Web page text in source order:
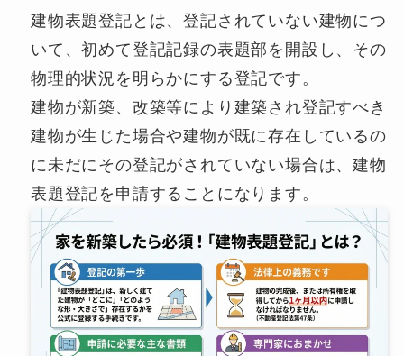
建物表題登記とは、登記されていない建物につ
いて、初めて登記記録の表題部を開設し、その
物理的状況を明らかにする登記です。
建物が新築、改築等により建築され登記すべき
建物が生じた場合や建物が既に存在しているの
に未だにその登記がされていない場合は、建物
表題登記を申請することになります。